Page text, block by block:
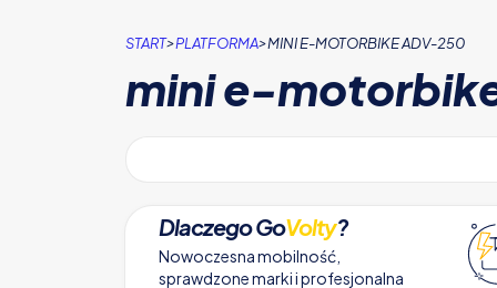
START>PLATFORMA>MINI E-MOTORBIKE ADV-250
mini e-
Dlaczego GoVolty?
Nowoczesna mobilność,
sprawdzone marki i profesjonalna